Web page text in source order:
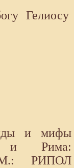
Гелиосу
и мифы
и Рима:
М.: РИПОЛ